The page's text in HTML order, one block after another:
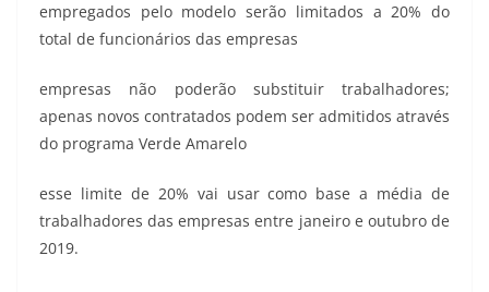
empregados pelo modelo serão limitados a 20% do
total de funcionários das empresas
empresas não poderão substituir trabalhadores;
apenas novos contratados podem ser admitidos através
do programa Verde Amarelo
esse limite de 20% vai usar como base a média de
trabalhadores das empresas entre janeiro e outubro de
2019.